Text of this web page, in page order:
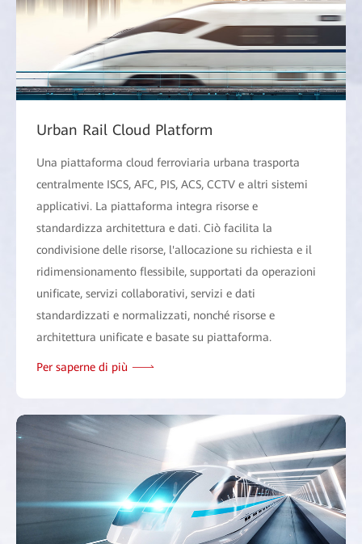
Urban Rail Cloud Platform
Una piattaforma cloud ferroviaria urbana trasporta
centralmente ISCS, AFC, PIS, ACS, CCTV e altri sistemi
applicativi. La piattaforma integra risorse e
standardizza architettura e dati. Ciò facilita la
condivisione delle risorse, l'allocazione su richiesta e il
ridimensionamento flessibile, supportati da operazioni
unificate, servizi collaborativi, servizi e dati
standardizzati e normalizzati, nonché risorse e
architettura unificate e basate su piattaforma.
Per saperne di più